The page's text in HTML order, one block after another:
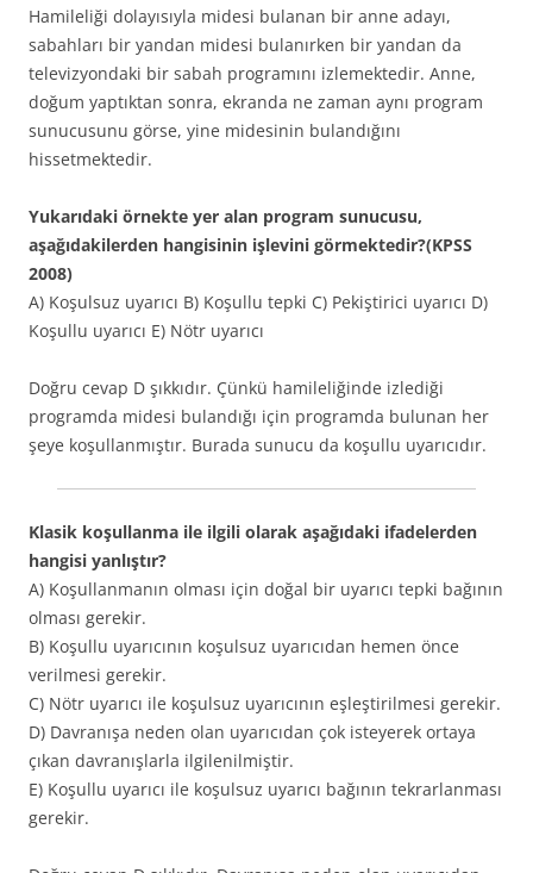
Hamileliği dolayısıyla midesi bulanan bir anne adayı,
sabahları bir yandan midesi bulanırken bir yandan da
televizyondaki bir sabah programını izlemektedir. Anne,
doğum yaptıktan sonra, ekranda ne zaman aynı program
sunucusunu görse, yine midesinin bulandığını
hissetmektedir.
Yukarıdaki örnekte yer alan program sunucusu,
aşağıdakilerden hangisinin işlevini görmektedir?(KPSS
2008)
A) Koşulsuz uyarıcı B) Koşullu tepki C) Pekiştirici uyarıcı D)
Koşullu uyarıcı E) Nötr uyarıcı
Doğru cevap D şıkkıdır. Çünkü hamileliğinde izlediği
programda midesi bulandığı için programda bulunan her
şeye koşullanmıştır. Burada sunucu da koşullu uyarıcıdır.
Klasik koşullanma ile ilgili olarak aşağıdaki ifadelerden
hangisi yanlıştır?
A) Koşullanmanın olması için doğal bir uyarıcı tepki bağının
olması gerekir.
B) Koşullu uyarıcının koşulsuz uyarıcıdan hemen önce
verilmesi gerekir.
C) Nötr uyarıcı ile koşulsuz uyarıcının eşleştirilmesi gerekir.
D) Davranışa neden olan uyarıcıdan çok isteyerek ortaya
çıkan davranışlarla ilgilenilmiştir.
E) Koşullu uyarıcı ile koşulsuz uyarıcı bağının tekrarlanması
gerekir.